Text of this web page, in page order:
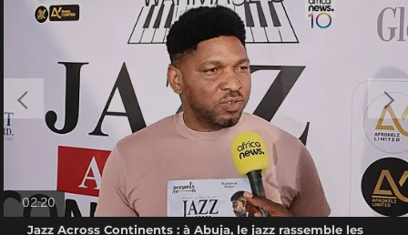
02:20
Jazz Across Continents : à Abuja, le jazz rassemble les